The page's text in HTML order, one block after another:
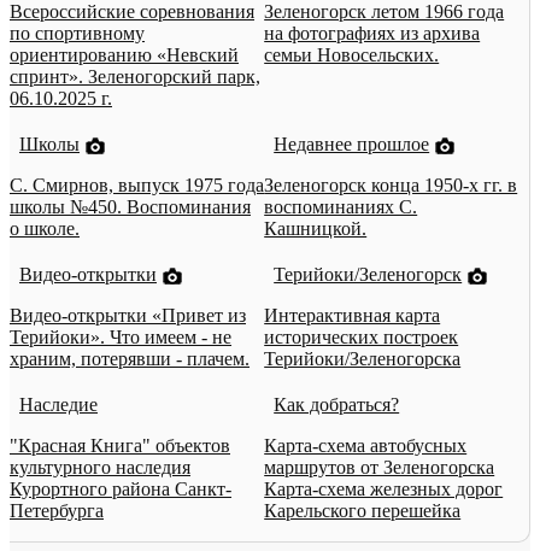
Всероссийские соревнования
по спортивному
ориентированию «Невский
спринт». Зеленогорский парк,
06.10.2025 г.
Зеленогорск летом 1966 года
на фотографиях из архива
семьи Новосельских.
Школы
С. Смирнов, выпуск 1975 года
школы №450. Воспоминания
о школе.
Недавнее прошлое
Зеленогорск конца 1950-х гг. в
воспоминаниях С.
Кашницкой.
Видео-открытки
Видео-открытки «Привет из
Терийоки». Что имеем - не
храним, потерявши - плачем.
Терийоки/Зеленогорск
Интерактивная карта
исторических построек
Терийоки/Зеленогорска
Наследие
"Красная Книга" объектов
культурного наследия
Курортного района Санкт-
Петербурга
Как добраться?
Карта-схема автобусных
маршрутов от Зеленогорска
Карта-схема железных дорог
Карельского перешейка